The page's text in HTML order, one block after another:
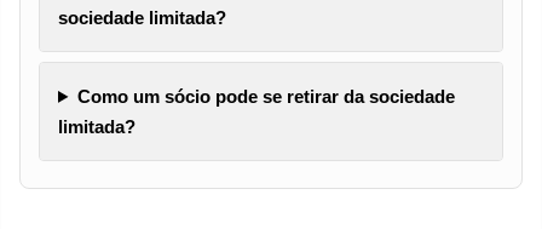
sociedade limitada?
Como um sócio pode se retirar da sociedade
limitada?